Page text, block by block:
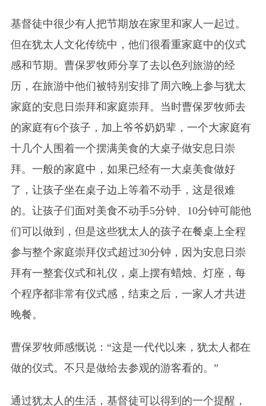
基督徒中很少有人把节期放在家里和家人一起过。
但在犹太人文化传统中，他们很看重家庭中的仪式
感和节期。曹保罗牧师分享了去以色列旅游的经
历，在旅游中他们被特别安排了周六晚上参与犹太
家庭的安息日崇拜和家庭崇拜。当时曹保罗牧师去
的家庭有6个孩子，加上爷爷奶奶辈，一个大家庭有
十几个人围着一个摆满美食的大桌子做安息日崇
拜。一般的家庭中，如果已经有一大桌美食做好
了，让孩子坐在桌子边上等着不动手，这是很难
的。让孩子们面对美食不动手5分钟、10分钟可能他
们可以做到，但是这些犹太人的孩子在餐桌上全程
参与整个家庭崇拜仪式超过30分钟，因为安息日崇
拜有一整套仪式和礼仪，桌上摆有蜡烛、灯座，每
个程序都非常有仪式感，结束之后，一家人才共进
晚餐。
曹保罗牧师感慨说：“这是一代代以来，犹太人都在
做的仪式。不只是做给去参观的游客看的。”
通过犹太人的生活，基督徒可以得到的一个提醒，